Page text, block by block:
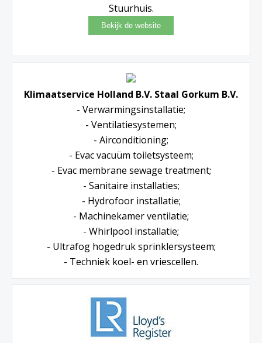
Stuurhuis.
Klimaatservice Holland B.V. Staal Gorkum B.V.
- Verwarmingsinstallatie;
- Ventilatiesystemen;
- Airconditioning;
- Evac vacuüm toiletsysteem;
- Evac membrane sewage treatment;
- Sanitaire installaties;
- Hydrofoor installatie;
- Machinekamer ventilatie;
- Whirlpool installatie;
- Ultrafog hogedruk sprinklersysteem;
- Techniek koel- en vriescellen.